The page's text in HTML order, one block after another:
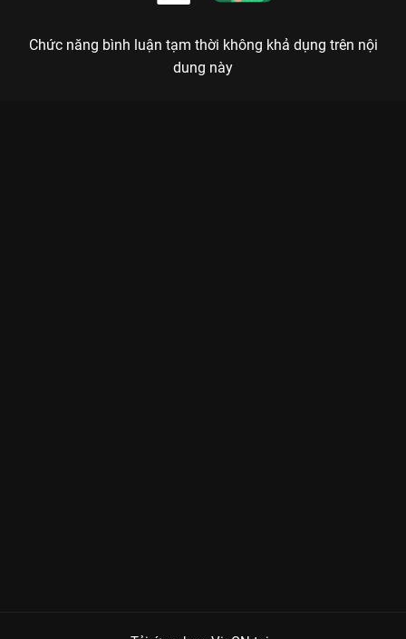
Chức năng bình luận tạm thời không khả dụng trên nội
dung này